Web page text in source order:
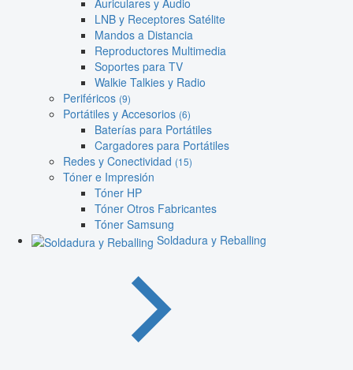
Auriculares y Audio
LNB y Receptores Satélite
Mandos a Distancia
Reproductores Multimedia
Soportes para TV
Walkie Talkies y Radio
Periféricos (9)
Portátiles y Accesorios (6)
Baterías para Portátiles
Cargadores para Portátiles
Redes y Conectividad (15)
Tóner e Impresión
Tóner HP
Tóner Otros Fabricantes
Tóner Samsung
Soldadura y Reballing